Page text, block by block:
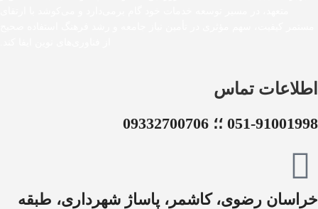
اطلاعات تماس
051-91001998 ؛؛ 09332700706
خراسان رضوی، کاشمر، پاساژ شهرداری، طبقه